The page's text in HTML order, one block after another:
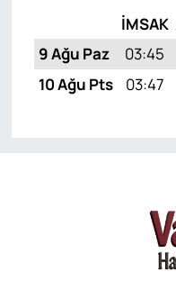
İMSAK
9 Ağu Paz
03:45
10 Ağu Pts
03:47